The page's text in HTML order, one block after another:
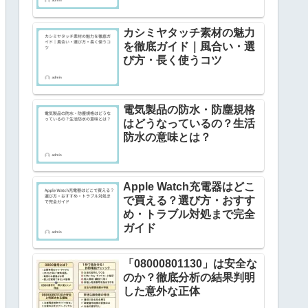
カシミヤタッチ素材の魅力
を徹底ガイド｜風合い・選
び方・長く使うコツ
電気製品の防水・防塵規格
はどうなっているの？生活
防水の意味とは？
Apple Watch充電器はどこ
で買える？選び方・おすす
め・トラブル対処まで完全
ガイド
「08000801130」は安全な
のか？徹底分析の結果判明
した意外な正体